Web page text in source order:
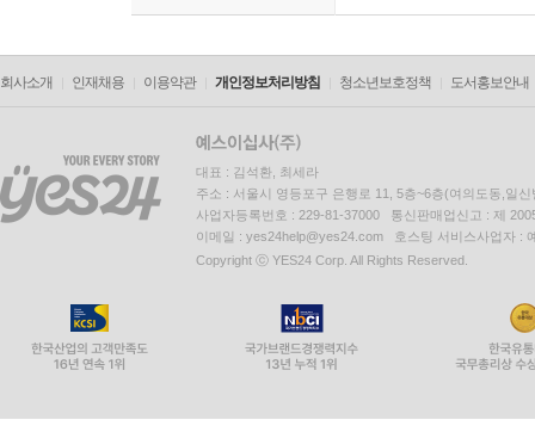
회사소개 인재채용 이용약관 개인정보처리방침 청소년보호정책 도서홍보안내
대표 : 김석환, 최세라
주소 : 서울시 영등포구 은행로 11, 5층~6층(여의도동,일신
사업자등록번호 : 229-81-37000 통신판매업신고 : 제
이메일 : yes24help@yes24.com 호스팅 서비스사업자 :
Copyright ⓒ YES24 Corp. All Rights Reserved.